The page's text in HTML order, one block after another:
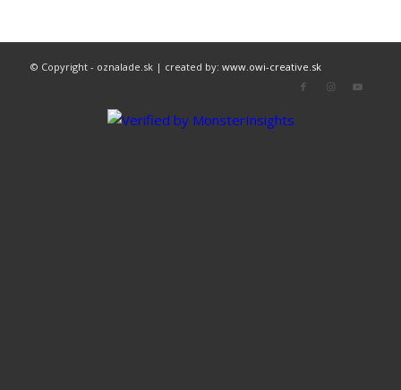
© Copyright - oznalade.sk | created by: www.owi-creative.sk